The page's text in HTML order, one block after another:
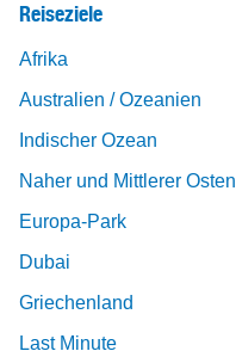
Reiseziele
Afrika
Australien / Ozeanien
Indischer Ozean
Naher und Mittlerer Osten
Europa-Park
Dubai
Griechenland
Last Minute